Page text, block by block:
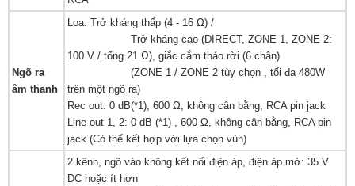
Ngõ ra
âm thanh
Loa: Trở kháng thấp (4 - 16 Ω) /
Trở kháng cao (DIRECT, ZONE 1, ZONE 2:
100 V / tổng 21 Ω), giắc cắm tháo rời (6 chân)
(ZONE 1 / ZONE 2 tùy chọn , tối đa 480W
trên một ngõ ra)
Rec out: 0 dB(*1), 600 Ω, không cân bằng, RCA pin jack
Line out 1, 2: 0 dB (*1) , 600 Ω, không cân bằng, RCA pin
jack (Có thể kết hợp với lựa chọn vùn)
2 kênh, ngõ vào không kết nối điện áp, điện áp mở: 35 V
DC hoặc ít hơn